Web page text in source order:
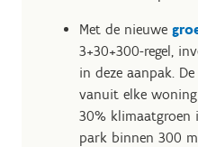
Met de nieuwe
3+30+300-regel,
in deze aanpak.
vanuit elke
30% klimaatgroen
park binnen 300